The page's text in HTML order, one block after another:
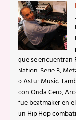
que se encuentran
Nation, Serie B,
o Astur Music.
con Onda Cero,
fue beatmaker en
un Hip Hop